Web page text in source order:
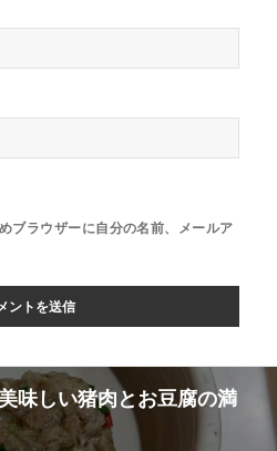
ブラウザーに自分の名前、メールア
味しい猪肉とお豆腐の満